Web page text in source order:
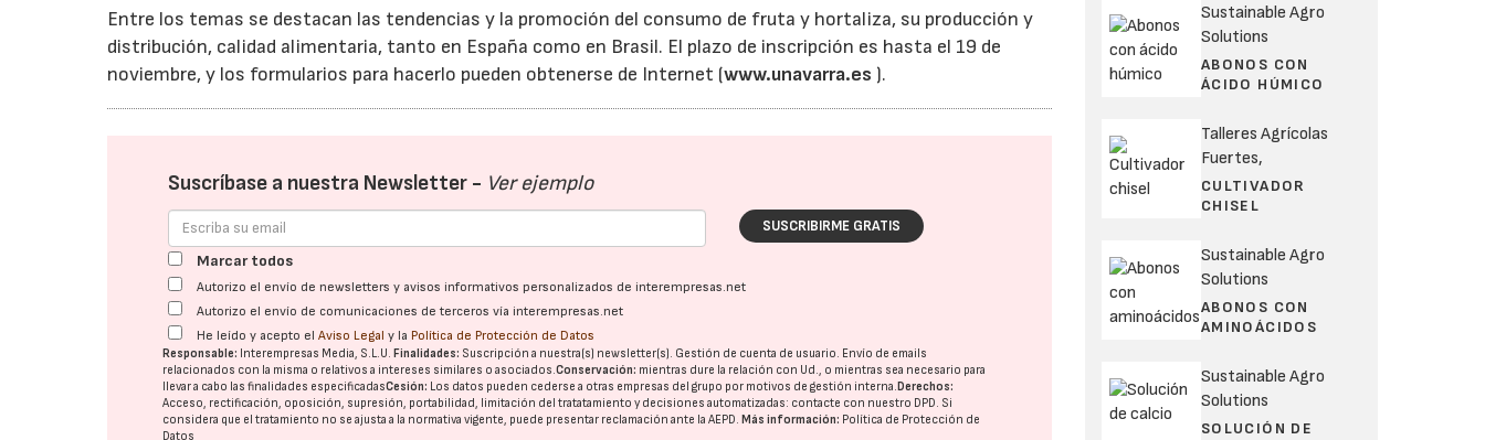
Entre los temas se destacan las tendencias y la promoción del consumo de fruta y hortaliza, su producción y
distribución, calidad alimentaria, tanto en España como en Brasil. El plazo de inscripción es hasta el 19 de
noviembre, y los formularios para hacerlo pueden obtenerse de Internet (www.unavarra.es ).
Suscríbase a nuestra Newsletter - Ver ejemplo
SUSCRIBIRME GRATIS
Marcar todos
Autorizo el envío de newsletters y avisos informativos personalizados de interempresas.net
Autorizo el envío de comunicaciones de terceros vía interempresas.net
He leído y acepto elAviso Legal y la Política de Protección de Datos
Responsable: Interempresas Media, S.L.U.Finalidades: Suscripción a nuestra(s) newsletter(s). Gestión de cuenta de usuario. Envío de emails
relacionados con la misma o relativos a intereses similares o asociados.Conservación: mientras dure la relación con Ud., o mientras sea necesario para
llevar a cabo las finalidades especificadasCesión: Los datos pueden cederse a otras empresas del grupo por motivos de gestión interna.Derechos:
Acceso, rectificación, oposición, supresión, portabilidad, limitación del tratatamiento y decisiones automatizadas: contacte con nuestro DPD. Si
considera que el tratamiento no se ajusta a la normativa vigente, puede presentar reclamación ante laAEPD.Más información: Política de Protección de
Datos
Sustainable Agro
Solutions
ABONOS CON
ÁCIDO HÚMICO
Talleres Agrícolas
Fuertes,
CULTIVADOR
CHISEL
Sustainable Agro
Solutions
ABONOS CON
AMINOÁCIDOS
Sustainable Agro
Solutions
SOLUCIÓN DE